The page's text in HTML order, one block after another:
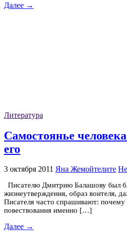
Далее →
Литература
Самостоянье
его
3 октября 2011 Яна Жемойтелите
Писателю Дмитрию Балашову был
жизнеутверждения, образ воителя,
Писателя часто спрашивают: почему
повествования именно […]
Далее →